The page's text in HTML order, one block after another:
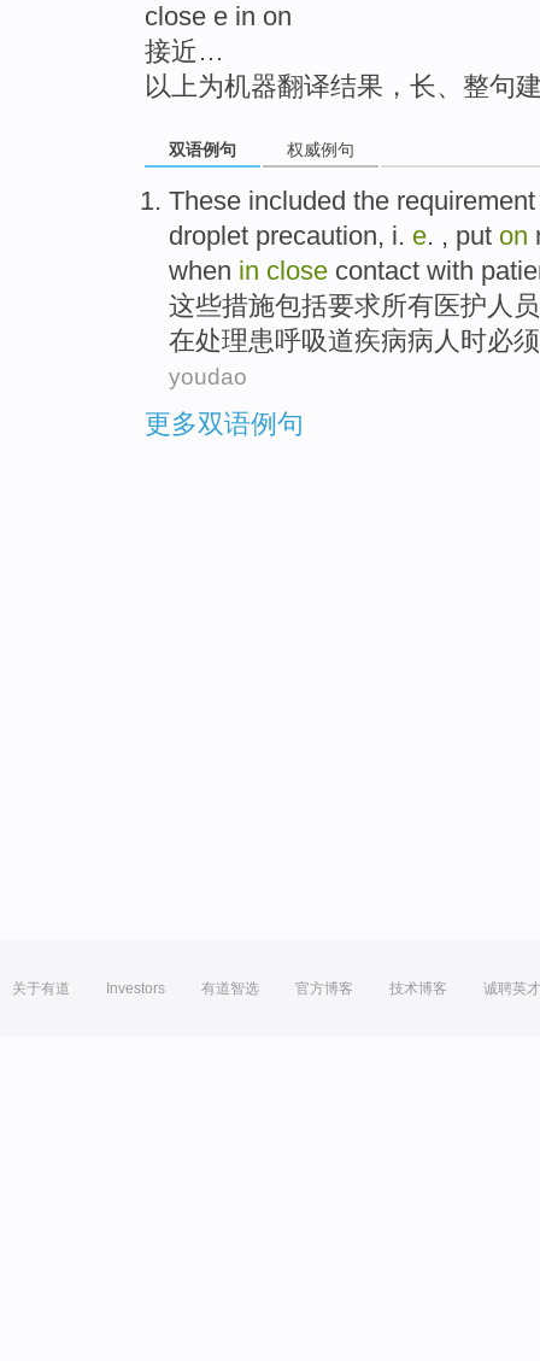
close e in on
接近…
以上为机器翻译结果，长、整句
双语例句 权威例句
These included the requirement
droplet precaution, i. e. , put on
when in close contact with
这些措施包括要求所有医护人员
在处理患呼吸道疾病病人时必
youdao
更多双语例句
关于有道 Investors 有道智选 官方博客 技术博客 诚聘英才